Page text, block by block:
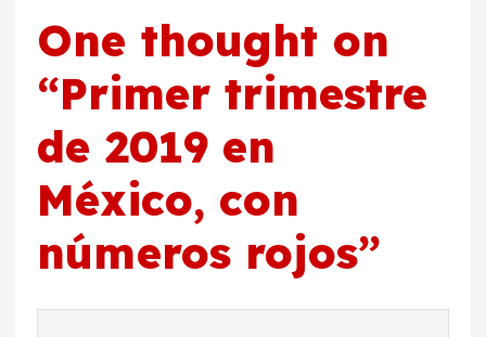
One thought on
“Primer trimestre
de 2019 en
México, con
números rojos”